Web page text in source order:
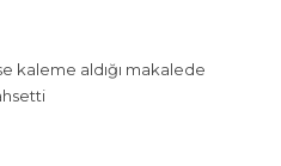
kaleme aldığı makalede